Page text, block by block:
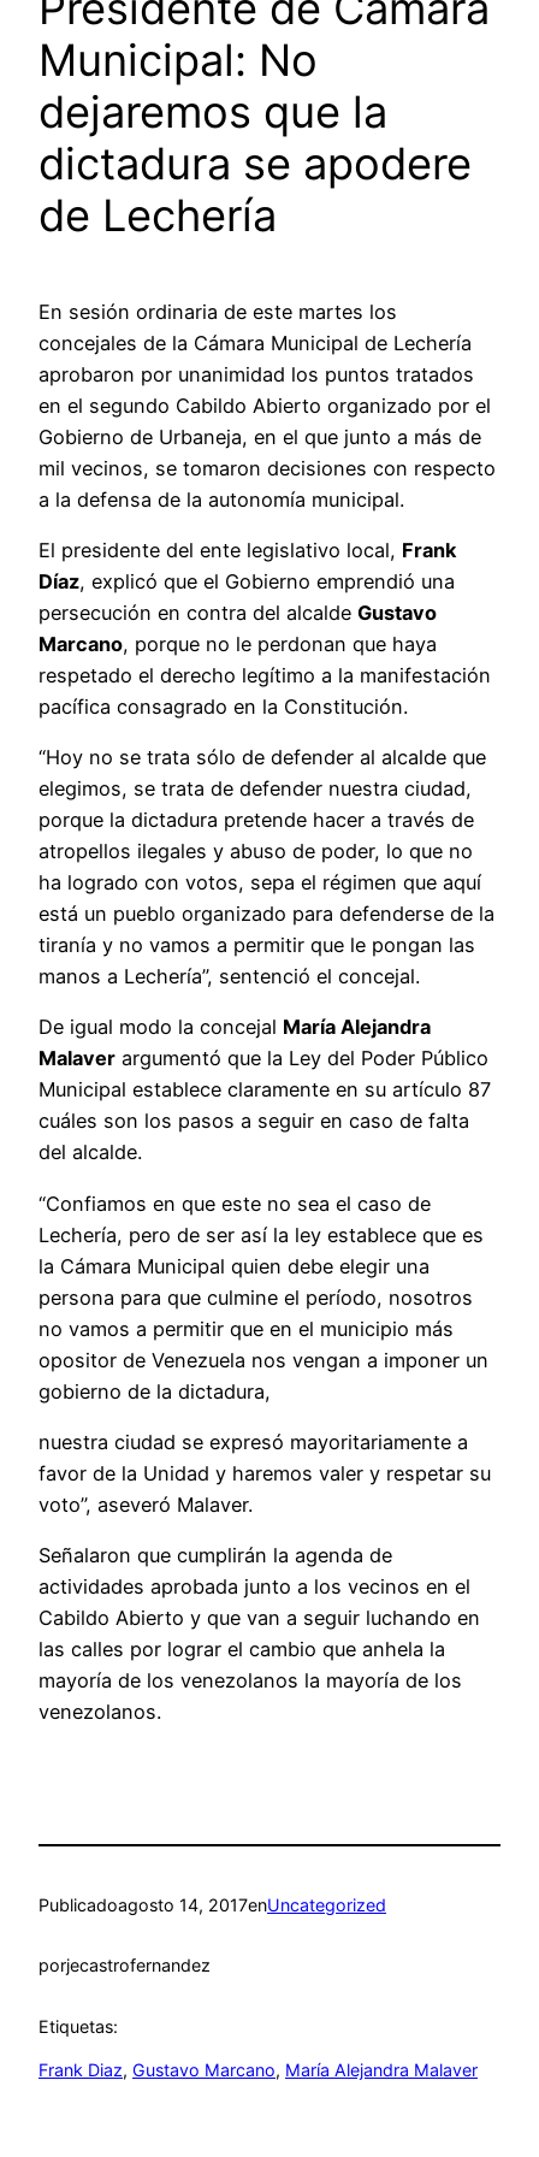
Municipal: No
dejaremos que la
dictadura se apodere
de Lechería
En sesión ordinaria de este martes los
concejales de la Cámara Municipal de Lechería
aprobaron por unanimidad los puntos tratados
en el segundo Cabildo Abierto organizado por el
Gobierno de Urbaneja, en el que junto a más de
mil vecinos, se tomaron decisiones con respecto
a la defensa de la autonomía municipal.
El presidente del ente legislativo local, Frank
Díaz, explicó que el Gobierno emprendió una
persecución en contra del alcalde Gustavo
Marcano, porque no le perdonan que haya
respetado el derecho legítimo a la manifestación
pacífica consagrado en la Constitución.
“Hoy no se trata sólo de defender al alcalde que
elegimos, se trata de defender nuestra ciudad,
porque la dictadura pretende hacer a través de
atropellos ilegales y abuso de poder, lo que no
ha logrado con votos, sepa el régimen que aquí
está un pueblo organizado para defenderse de la
tiranía y no vamos a permitir que le pongan las
manos a Lechería”, sentenció el concejal.
De igual modo la concejal María Alejandra
Malaver argumentó que la Ley del Poder Público
Municipal establece claramente en su artículo 87
cuáles son los pasos a seguir en caso de falta
del alcalde.
“Confiamos en que este no sea el caso de
Lechería, pero de ser así la ley establece que es
la Cámara Municipal quien debe elegir una
persona para que culmine el período, nosotros
no vamos a permitir que en el municipio más
opositor de Venezuela nos vengan a imponer un
gobierno de la dictadura,
nuestra ciudad se expresó mayoritariamente a
favor de la Unidad y haremos valer y respetar su
voto”, aseveró Malaver.
Señalaron que cumplirán la agenda de
actividades aprobada junto a los vecinos en el
Cabildo Abierto y que van a seguir luchando en
las calles por lograr el cambio que anhela la
mayoría de los venezolanos la mayoría de los
venezolanos.
Publicadoagosto 14, 2017enUncategorized
porjecastrofernandez
Etiquetas:
Frank Diaz, Gustavo Marcano, María Alejandra Malaver